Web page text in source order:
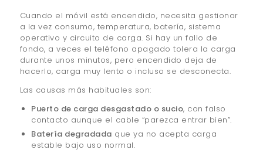
Cuando el móvil está encendido, necesita gestionar
a la vez consumo, temperatura, batería, sistema
operativo y circuito de carga. Si hay un fallo de
fondo, a veces el teléfono apagado tolera la carga
durante unos minutos, pero encendido deja de
hacerlo, carga muy lento o incluso se desconecta.
Las causas más habituales son:
Puerto de carga desgastado o sucio, con falso
contacto aunque el cable “parezca entrar bien”.
Batería degradada que ya no acepta carga
estable bajo uso normal.